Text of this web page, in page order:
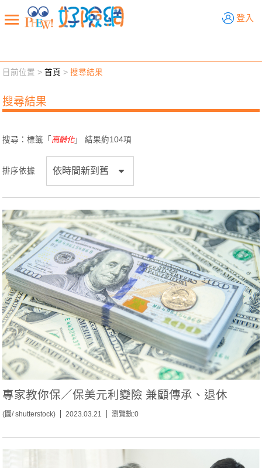
登入
新聞觀點 業務交流
退休先準備 好險學堂 輔銷工具 活動專區
目前位置 >首頁 >搜尋結果
搜尋結果
搜尋：標籤「 高齡化」 結果約104項
排序依據
專家教你保／保美元利變險 兼顧傳承、退休
(圖/ shutterstock) 2023.03.21 瀏覽數:0